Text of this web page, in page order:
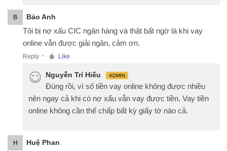
B Bảo Anh
Tôi bị nợ xấu CIC ngân hàng và thật bất ngờ là khi vay
online vẫn được giải ngân, cảm ơn.
Reply ● Like
Nguyễn Trí Hiếu ADMIN
Đúng rồi, vì số tiền vay online không được nhiều
nên ngay cả khi có nợ xấu vẫn vay được tiền. Vay tiền
online không cần thế chấp bất kỳ giấy tờ nào cả.
H Huệ Phan